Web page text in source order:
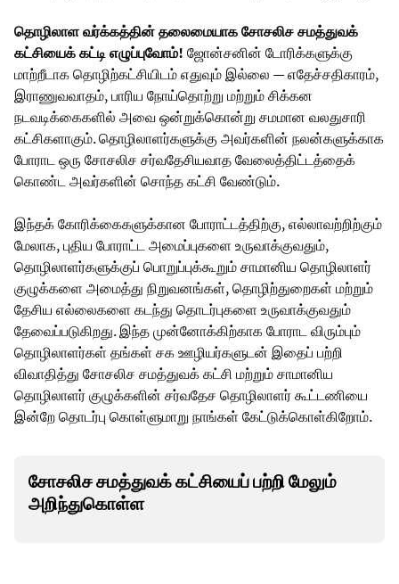
தொழிலாள வர்க்கத்தின் தலைமையாக சோசலிச சமத்துவக்
கட்சியைக் கட்டி எழுப்புவோம்! ஜோன்சனின் டோரிக்களுக்கு
மாற்றீடாக தொழிற்கட்சியிடம் எதுவும் இல்லை — எதேச்சதிகாரம்,
இராணுவவாதம், பாரிய நோய்தொற்று மற்றும் சிக்கன
நடவடிக்கைகளில் அவை ஒன்றுக்கொன்று சமமான வலதுசாரி
கட்சிகளாகும். தொழிலாளர்களுக்கு அவர்களின் நலன்களுக்காக
போராட ஒரு சோசலிச சர்வதேசியவாத வேலைத்திட்டத்தைக்
கொண்ட அவர்களின் சொந்த கட்சி வேண்டும்.
இந்தக் கோரிக்கைகளுக்கான போராட்டத்திற்கு, எல்லாவற்றிற்கும்
மேலாக, புதிய போராட்ட அமைப்புகளை உருவாக்குவதும்,
தொழிலாளர்களுக்குப் பொறுப்புக்கூறும் சாமானிய தொழிலாளர்
குழுக்களை அமைத்து நிறுவனங்கள், தொழிற்துறைகள் மற்றும்
தேசிய எல்லைகளை கடந்து தொடர்புகளை உருவாக்குவதும்
தேவைப்படுகிறது. இந்த முன்னோக்கிற்காக போராட விரும்பும்
தொழிலாளர்கள் தங்கள் சக ஊழியர்களுடன் இதைப் பற்றி
விவாதித்து சோசலிச சமத்துவக் கட்சி மற்றும் சாமானிய
தொழிலாளர் குழுக்களின் சர்வதேச தொழிலாளர் கூட்டணியை
இன்றே தொடர்பு கொள்ளுமாறு நாங்கள் கேட்டுக்கொள்கிறோம்.
சோசலிச சமத்துவக் கட்சியைப் பற்றி மேலும்
அறிந்துகொள்ள